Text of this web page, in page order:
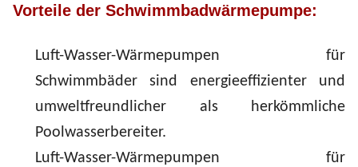
Vorteile der Schwimmbadwärmepumpe:
Luft-Wasser-Wärmepumpen für
Schwimmbäder sind energieeffizienter und
umweltfreundlicher als herkömmliche
Poolwasserbereiter.
Luft-Wasser-Wärmepumpen für